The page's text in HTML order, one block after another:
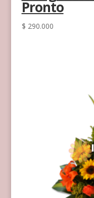
Pronto
$ 290.000